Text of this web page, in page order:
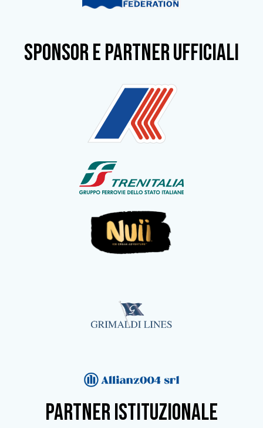
SPONSOR e partner ufficiali
partner istituzionale